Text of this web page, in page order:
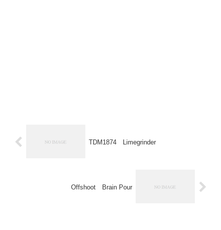
TDM1874 Limegrinder
Offshoot Brain Pour